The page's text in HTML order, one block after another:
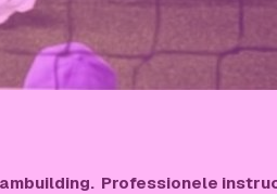
Professionele